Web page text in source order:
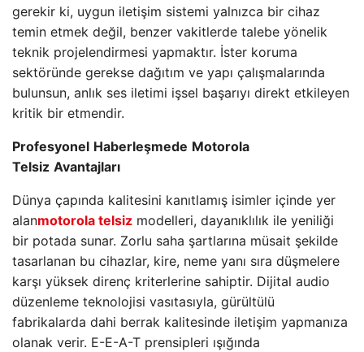
gerekir ki, uygun iletişim sistemi yalnızca bir cihaz
temin etmek değil, benzer vakitlerde talebe yönelik
teknik projelendirmesi yapmaktır. İster koruma
sektöründe gerekse dağıtım ve yapı çalışmalarında
bulunsun, anlık ses iletimi işsel başarıyı direkt etkileyen
kritik bir etmendir.
Profesyonel Haberleşmede Motorola
Telsiz Avantajları
Dünya çapında kalitesini kanıtlamış isimler içinde yer
alanmotorola telsiz modelleri, dayanıklılık ile yeniliği
bir potada sunar. Zorlu saha şartlarına müsait şekilde
tasarlanan bu cihazlar, kire, neme yanı sıra düşmelere
karşı yüksek direnç kriterlerine sahiptir. Dijital audio
düzenleme teknolojisi vasıtasıyla, gürültülü
fabrikalarda dahi berrak kalitesinde iletişim yapmanıza
olanak verir. E-E-A-T prensipleri ışığında